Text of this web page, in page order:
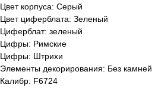
Цвет корпуса: Серый
Цвет циферблата: Зеленый
Циферблат: зеленый
Цифры: Римские
Цифры: Штрихи
Элементы декорирования: Без камней
Калибр: F6724